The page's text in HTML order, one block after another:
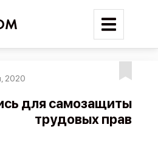
Поиск
2020
для самозащиты
трудовых прав